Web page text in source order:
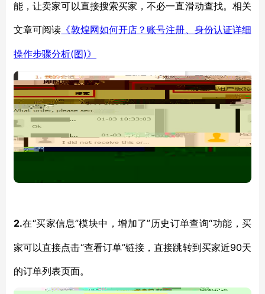
能，让卖家可以直接搜索买家，不必一直滑动查找。相关
文章可阅读 《敦煌网如何开店？账号注册、身份认证详细
操作步骤分析(图)》
2.在“买家信息”模块中，增加了”历史订单查询“功能，买
家可以直接点击“查看订单”链接，直接跳转到买家近90天
的订单列表页面。